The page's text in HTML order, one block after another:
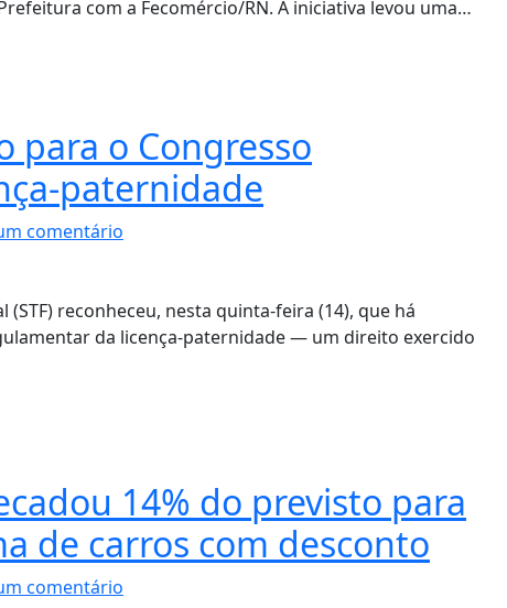
com a Fecomércio/RN. A iniciativa levou uma…
para o Congresso
paternidade
comentário
reconheceu, nesta quinta-feira (14), que há
da licença-paternidade — um direito exercido
14% do previsto para
de carros com desconto
comentário